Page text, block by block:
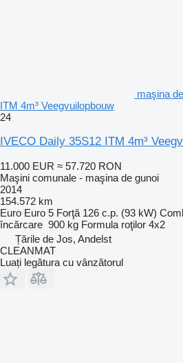
maşina
ITM 4m³ Veegvuilopbouw
24
IVECO Daily 35S12 ITM 4m³
11.000 EUR ≈ 57.720 RON
Maşini comunale - maşina de gunoi
2014
154.572 km
Euro Euro 5 Forţă 126 c.p. (93 kW)
încărcare 900 kg Formula roţilor 4x2
Țările de Jos, Andelst
CLEANMAT
Luați legătura cu vânzătorul